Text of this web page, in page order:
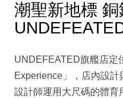
潮聖新地標 銅
UNDEFEATED旗艦店定
Experience」，店內設計
設計師運用大尺碼的體育